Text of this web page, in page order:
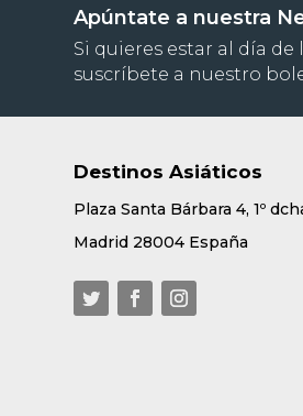
Apúntate a nuestra
Si quieres estar al día
suscríbete a nuestro
Destinos Asiáticos
Plaza Santa Bárbara 4, 1º
Madrid 28004 España